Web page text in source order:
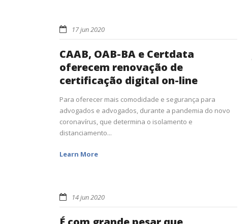
17 jun 2020
CAAB, OAB-BA e Certdata
oferecem renovação de
certificação digital on-line
Para oferecer mais comodidade e segurança para
advogados e advogados, durante a pandemia do novo
coronavírus, que determina o isolamento e
distanciamento...
Learn More
14 jun 2020